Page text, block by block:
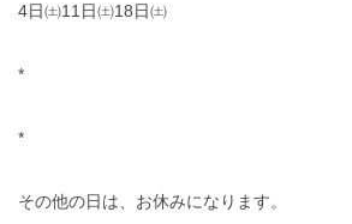
4日㈯11 日㈯18日㈯
*
*
その他の日は、お休みになります。